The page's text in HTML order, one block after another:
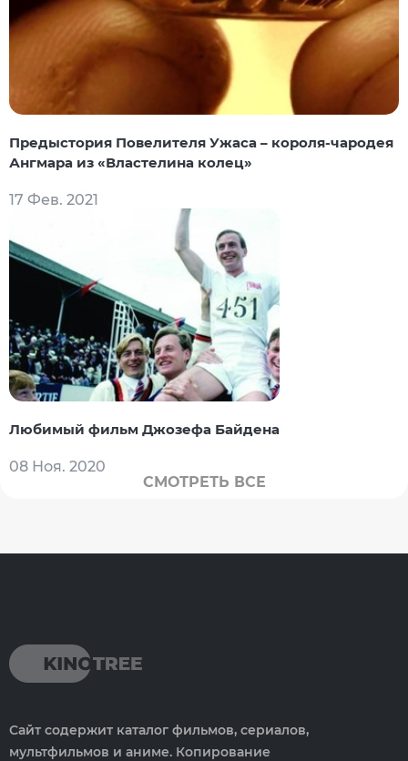
Предыстория Повелителя Ужаса – короля-чародея
Ангмара из «Властелина колец»
17 Фев. 2021
Любимый фильм Джозефа Байдена
08 Ноя. 2020
СМОТРЕТЬ ВСЕ
Сайт содержит каталог фильмов, сериалов,
мультфильмов и аниме. Копирование